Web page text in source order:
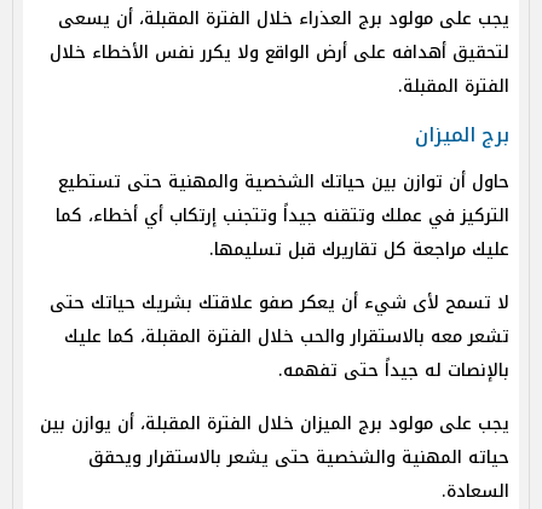
يجب على مولود برج العذراء خلال الفترة المقبلة، أن يسعى
لتحقيق أهدافه على أرض الواقع ولا يكرر نفس الأخطاء خلال
الفترة المقبلة.
برج الميزان
حاول أن توازن بين حياتك الشخصية والمهنية حتى تستطيع
التركيز في عملك وتتقنه جيداً وتتجنب إرتكاب أي أخطاء، كما
عليك مراجعة كل تقاريرك قبل تسليمها.
لا تسمح لأى شيء أن يعكر صفو علاقتك بشريك حياتك حتى
تشعر معه بالاستقرار والحب خلال الفترة المقبلة، كما عليك
بالإنصات له جيداً حتى تفهمه.
يجب على مولود برج الميزان خلال الفترة المقبلة، أن يوازن بين
حياته المهنية والشخصية حتى يشعر بالاستقرار ويحقق
السعادة.